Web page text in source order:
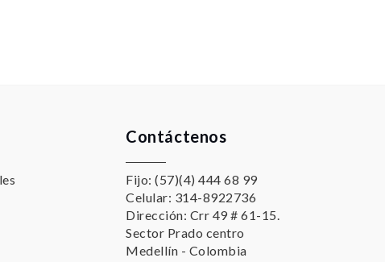
Contáctenos
Fijo: (57)(4) 444 68 99
Celular: 314-8922736
Dirección: Crr 49 # 61-15.
Sector Prado centro
Medellín - Colombia